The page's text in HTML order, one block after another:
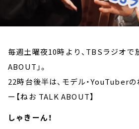
毎週土曜夜10時より、TBSラジオで
ABOUT」。
22時台後半は、モデル・YouTuber
ー【ねお TALK ABOUT】
しゃきーん！